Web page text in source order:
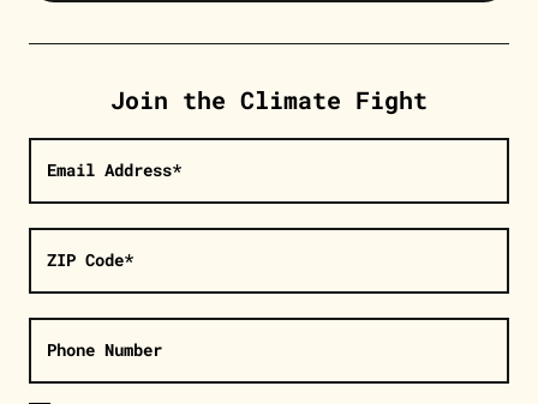
Join the Climate Fight
Email Address*
ZIP Code*
Phone Number